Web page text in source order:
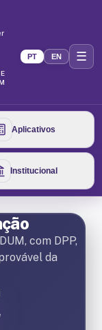
PT EN ☰
Aplicativos
Institucional
com DPP,
da